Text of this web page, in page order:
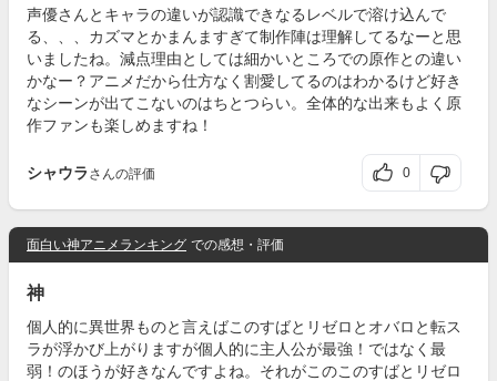
声優さんとキャラの違いが認識できなるレベルで溶け込んで
る、、、カズマとかまんますぎて制作陣は理解してるなーと思
いましたね。減点理由としては細かいところでの原作との違い
かなー？アニメだから仕方なく割愛してるのはわかるけど好き
なシーンが出てこないのはちとつらい。全体的な出来もよく原
作ファンも楽しめますね！
シャウラ さんの評価 0
面白い神アニメランキング での感想・評価
神
個人的に異世界ものと言えばこのすばとリゼロとオバロと転ス
ラが浮かび上がりますが個人的に主人公が最強！ではなく最
弱！のほうが好きなんですよね。それがこのこのすばとリゼロ